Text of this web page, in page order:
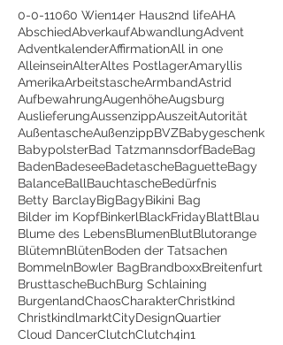
0-0-11060 Wien14er Haus2nd lifeAHA
AbschiedAbverkaufAbwandlungAdvent
AdventkalenderAffirmationAll in one
AlleinseinAlterAltes PostlagerAmaryllis
AmerikaArbeitstascheArmbandAstrid
AufbewahrungAugenhöheAugsburg
AuslieferungAussenzippAuszeitAutorität
AußentascheAußenzippBVZBabygeschenk
BabypolsterBad TatzmannsdorfBadeBag
BadenBadeseeBadetascheBaguetteBagy
BalanceBallBauchtascheBedürfnis
Betty BarclayBigBagyBikini Bag
Bilder im KopfBinkerlBlackFridayBlattBlau
Blume des LebensBlumenBlutBlutorange
BlütemnBlütenBoden der Tatsachen
BommelnBowler BagBrandboxxBreitenfurt
BrusttascheBuchBurg Schlaining
BurgenlandChaosCharakterChristkind
ChristkindlmarktCityDesignQuartier
Cloud DancerClutchClutch4in1